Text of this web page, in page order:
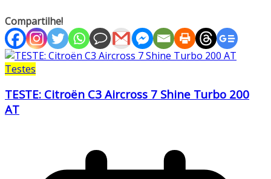
Compartilhe!
Testes
TESTE: Citroën C3 Aircross 7 Shine Turbo 200
AT